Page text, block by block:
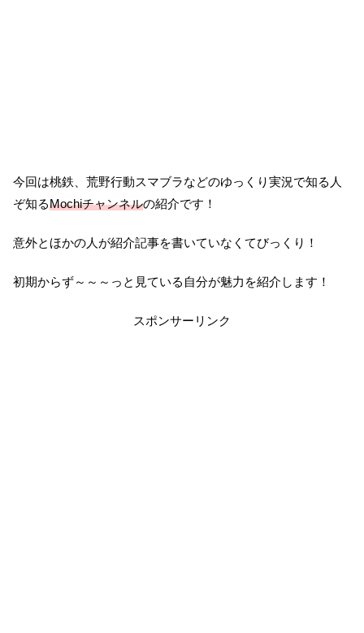
今回は桃鉄、荒野行動スマブラなどのゆっくり実況で知る人
ぞ知るMochiチャンネルの紹介です！
意外とほかの人が紹介記事を書いていなくてびっくり！
初期からず～～～っと見ている自分が魅力を紹介します！
スポンサーリンク